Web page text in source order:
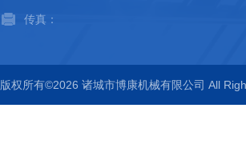
传真：
版权所有©2026 诸城市博康机械有限公司 All